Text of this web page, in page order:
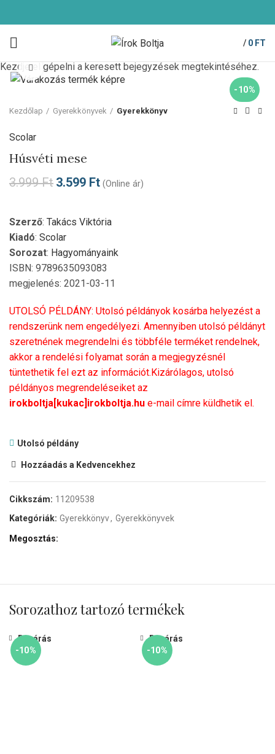
/ 0 FT
-10%
Click to enlarge
Kezdőlap Gyerekkönyvek Gyerekkönyv
Scolar
Húsvéti mese
3.999Ft 3.599 Ft (Online ár)
Szerző: Takács Viktória
Kiadó: Scolar
Sorozat: Hagyományaink
ISBN: 9789635093083
megjelenés: 2021-03-11
UTOLSÓ PÉLDÁNY: Utolsó példányok kosárba helyezést a
rendszerünk nem engedélyezi. Amennyiben utolsó példányt
szeretnének megrendelni és többféle terméket rendelnek,
akkor a rendelési folyamat során a megjegyzésnél
tüntethetik fel ezt az információt.Kizárólagos, utolsó
példányos megrendeléseiket az
irokboltja[kukac]irokboltja.hu e-mail címre küldhetik el.
Utolsó példány
Hozzáadás a Kedvencekhez
Cikkszám: 11209538
Kategóriák: Gyerekkönyv, Gyerekkönyvek
Megosztás
Sorozathoz tartozó termékek
-10%
Bezárás
-10%
Bezárás
Kezdje el gépelni a keresett bejegyzések megtekintéséhez.